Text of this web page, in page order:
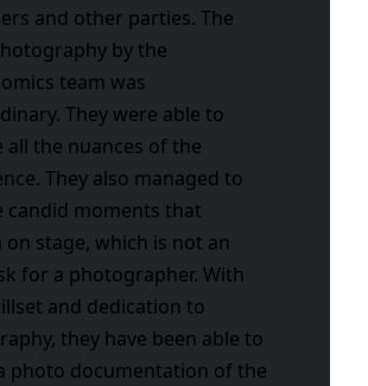
and other parties. The
by the
team was
They were able to
all the nuances of the
They also managed to
candid moments that
on stage, which is not an
for a photographer. With
and dedication to
they have been able to
photo documentation of the